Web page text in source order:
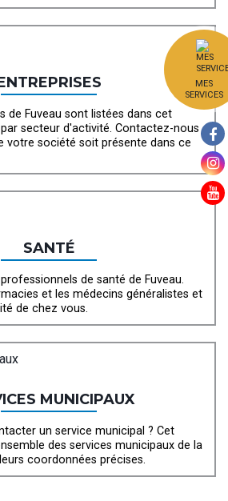
MES
SERVICES
de Fuveau sont listées dans cet
secteur d'activité. Contactez-nous
votre société soit présente dans ce
SANTÉ
de santé de Fuveau.
et les médecins généralistes et
de chez vous.
MUNICIPAUX
un service municipal ? Cet
des services municipaux de la
coordonnées précises.